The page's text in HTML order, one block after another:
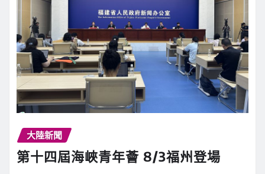
大陸新聞
第十四屆海峽青年薈 8/3福州登場